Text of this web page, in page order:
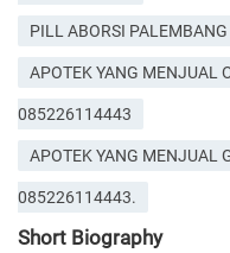
PILL ABORSI
APOTEK YANG MENJUAL
085226114443
APOTEK YANG MENJUAL
085226114443.
Short Biography